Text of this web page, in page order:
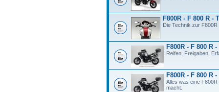
F800R - F 800 R -
Die Technik zur
F800R - F 800 R
Reifen, Freigaben,
F800R - F 800 R
Alles was eine
macht.